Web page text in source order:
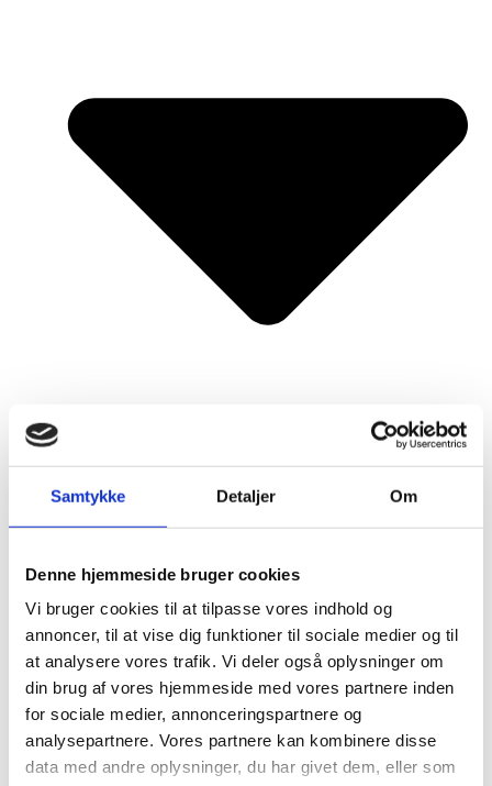
Samtykke Detaljer Om
Denne hjemmeside bruger cookies
Vi bruger cookies til at tilpasse vores indhold og
annoncer, til at vise dig funktioner til sociale medier og til
at analysere vores trafik. Vi deler også oplysninger om
din brug af vores hjemmeside med vores partnere inden
for sociale medier, annonceringspartnere og
analysepartnere. Vores partnere kan kombinere disse
data med andre oplysninger, du har givet dem, eller som